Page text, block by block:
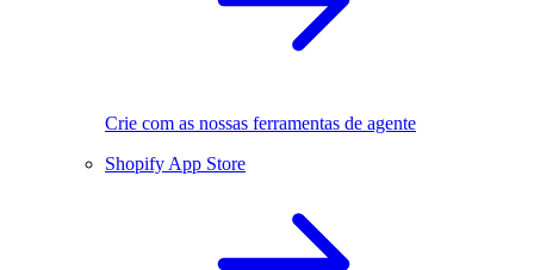
Crie com as nossas ferramentas de agente
Shopify App Store